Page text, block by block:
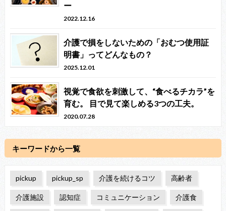
ー
2022.12.16
介護で損をしないための「おむつ使用証
明書」ってどんなもの？
2025.12.01
視覚で食欲を刺激して、“食べるチカラ”を
育む。 目で見て楽しめる3つの工夫。
2020.07.28
キーワードから一覧
pickup pickup_sp 介護を続けるコツ 高齢者
介護施設 認知症 コミュニケーション 介護食